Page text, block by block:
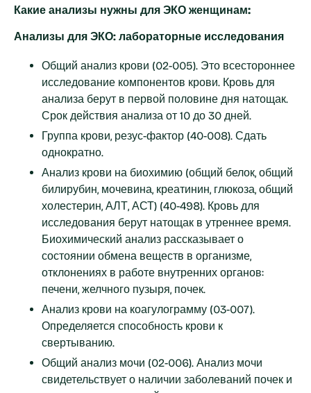
Какие анализы нужны для ЭКО женщинам:
Анализы для ЭКО: лабораторные исследования
Общий анализ крови (02-005). Это всестороннее
исследование компонентов крови. Кровь для
анализа берут в первой половине дня натощак.
Срок действия анализа от 10 до 30 дней.
Группа крови, резус-фактор (40-008). Сдать
однократно.
Анализ крови на биохимию (общий белок, общий
билирубин, мочевина, креатинин, глюкоза, общий
холестерин, АЛТ, АСТ) (40-498). Кровь для
исследования берут натощак в утреннее время.
Биохимический анализ рассказывает о
состоянии обмена веществ в организме,
отклонениях в работе внутренних органов:
печени, желчного пузыря, почек.
Анализ крови на коагулограмму (03-007).
Определяется способность крови к
свертыванию.
Общий анализ мочи (02-006). Анализ мочи
свидетельствует о наличии заболеваний почек и